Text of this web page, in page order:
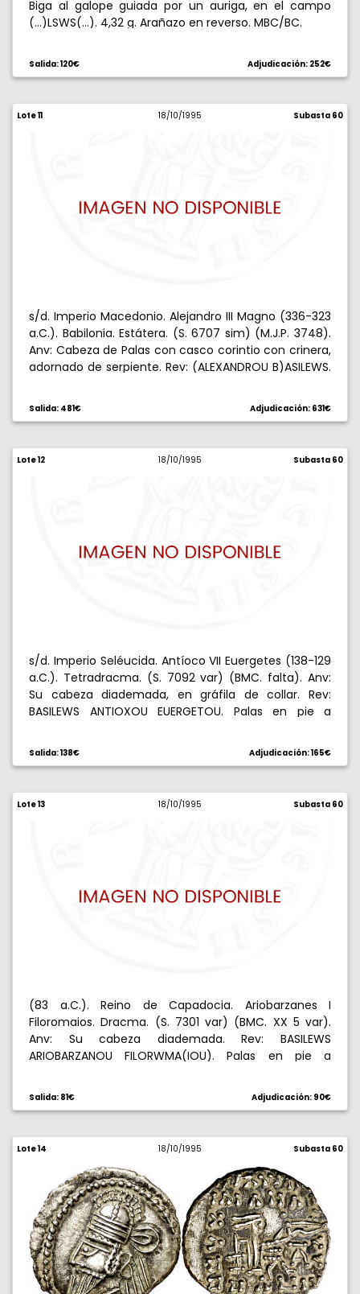
Biga al galope guiada por un auriga, en el campo
(...)LSWS(...). 4,32 g. Arañazo en reverso. MBC/BC.
Salida: 120€ Adjudicación: 252€
Lote 11 18/10/1995 Subasta 60
s/d. Imperio Macedonio. Alejandro III Magno (336-323
a.C.). Babilonia. Estátera. (S. 6707 sim) (M.J.P. 3748).
Anv: Cabeza de Palas con casco corintio con crinera,
adornado de serpiente. Rev: (ALEXANDROU B)ASILEWS.
nave, MI delante, en láurea detrás. 8,52 g. MBC+.
Salida: 481€ Adjudicación: 631€
Lote 12 18/10/1995 Subasta 60
s/d. Imperio Seléucida. Antíoco VII Euergetes (138-129
a.C.). Tetradracma. (S. 7092 var) (BMC. falta). Anv:
Su cabeza diademada, en gráfila de collar. Rev:
BASILEWS ANTIOXOU EUERGETOU. Palas en pie a
detrás S, todo en láurea. 16,56 g. MBC+/EBC-.
Salida: 138€ Adjudicación: 165€
Lote 13 18/10/1995 Subasta 60
(83 a.C.). Reino de Capadocia. Ariobarzanes I
Filoromaios. Dracma. (S. 7301 var) (BMC. XX 5 var).
Anv: Su cabeza diademada. Rev: BASILEWS
ARIOBARZANOU FILORWMA(IOU). Palas en pie a
detrás , en exergo IG (año 13). 4,03 g. EBC.
Salida: 81€ Adjudicación: 90€
Lote 14 18/10/1995 Subasta 60